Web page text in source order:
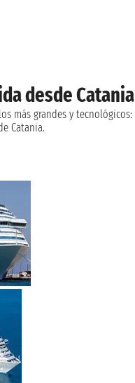
desde Catania
más grandes y tecnológicos:
Catania.